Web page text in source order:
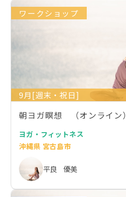
ワークショップ
9月[週末・祝日]
朝ヨガ瞑想 （オンライン）
ヨガ・フィットネス
沖縄県 宮古島市
平良 優美